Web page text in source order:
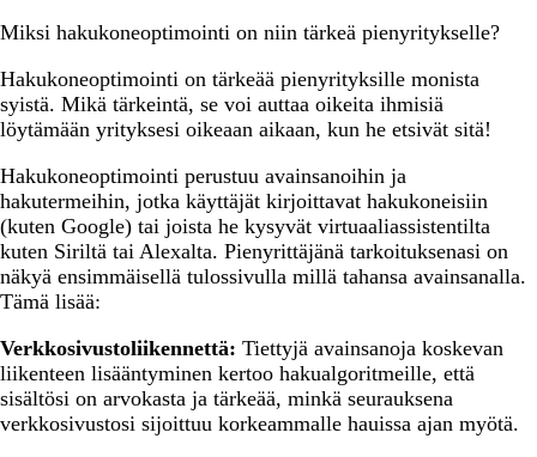
Miksi hakukoneoptimointi on niin tärkeä pienyritykselle?
Hakukoneoptimointi on tärkeää pienyrityksille monista
syistä. Mikä tärkeintä, se voi auttaa oikeita ihmisiä
löytämään yrityksesi oikeaan aikaan, kun he etsivät sitä!
Hakukoneoptimointi perustuu avainsanoihin ja
hakutermeihin, jotka käyttäjät kirjoittavat hakukoneisiin
(kuten Google) tai joista he kysyvät virtuaaliassistentilta
kuten Siriltä tai Alexalta. Pienyrittäjänä tarkoituksenasi on
näkyä ensimmäisellä tulossivulla millä tahansa avainsanalla.
Tämä lisää:
Verkkosivustoliikennettä: Tiettyjä avainsanoja koskevan
liikenteen lisääntyminen kertoo hakualgoritmeille, että
sisältösi on arvokasta ja tärkeää, minkä seurauksena
verkkosivustosi sijoittuu korkeammalle hauissa ajan myötä.